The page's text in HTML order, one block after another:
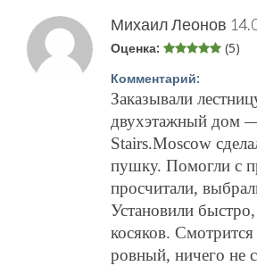
Михаил Леонов
Оценка: (5)
Комментарий:
Заказывали
двухэтажный дом
Stairs.Moscow
пушку. Помогли с
просчитали,
Установили
косяков.
ровный, ничего не